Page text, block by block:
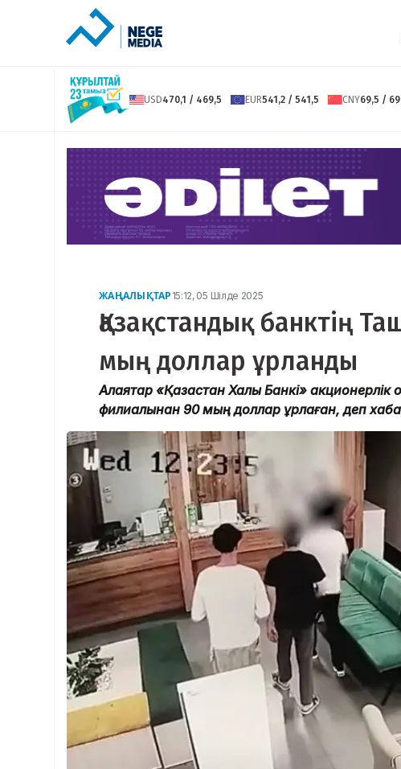
USD470,1 / 469,5 EUR541,2 / 541,5 CNY69,5 /
ЖАҢАЛЫҚТАР 15:12, 05 Шілде 2025
Қазақстандық банктің
мың доллар ұрланды
Алаяқтар «Қазақстан Халық Банкі»
филиалынан 90 мың доллар ұрлаған, деп